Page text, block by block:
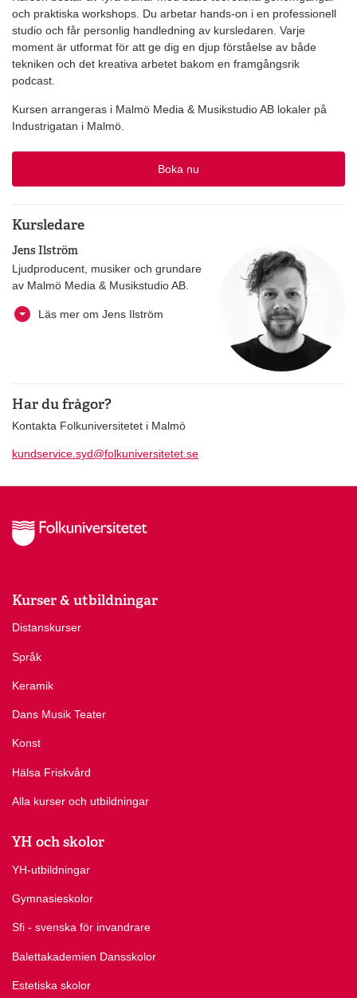
och praktiska workshops. Du arbetar hands-on i en professionell
studio och får personlig handledning av kursledaren. Varje
moment är utformat för att ge dig en djup förståelse av både
tekniken och det kreativa arbetet bakom en framgångsrik
podcast.
Kursen arrangeras i Malmö Media & Musikstudio AB lokaler på
Industrigatan i Malmö.
Boka nu
Kursledare
Jens Ilström
Ljudproducent, musiker och grundare
av Malmö Media & Musikstudio AB.
Läs mer om Jens Ilström
Har du frågor?
Kontakta Folkuniversitetet i Malmö
kundservice.syd@folkuniversitetet.se
Kurser & utbildningar
Distanskurser
Språk
Keramik
Dans Musik Teater
Konst
Hälsa Friskvård
Alla kurser och utbildningar
YH och skolor
YH-utbildningar
Gymnasieskolor
Sfi - svenska för invandrare
Balettakademien Dansskolor
Estetiska skolor